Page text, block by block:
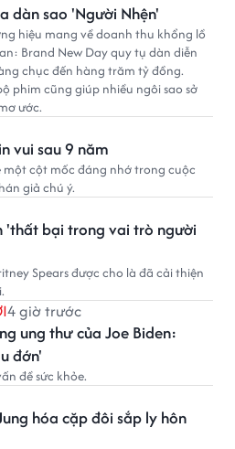
dàn sao 'Người Nhện'
hiệu mang về doanh thu khổng lồ
Brand New Day quy tụ dàn diễn
chục đến hàng trăm tỷ đồng.
phim cũng giúp nhiều ngôi sao sở
ước.
vui sau 9 năm
một cột mốc đáng nhớ trong cuộc
giả chú ý.
'thất bại trong vai trò người
Spears được cho là đã cải thiện
4 giờ trước
ung thư của Joe Biden:
đớn'
đề sức khỏe.
hóa cặp đôi sắp ly hôn